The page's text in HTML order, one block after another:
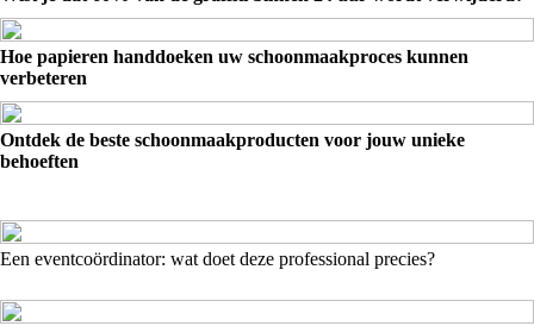
Hoe papieren handdoeken uw schoonmaakproces kunnen
verbeteren
Ontdek de beste schoonmaakproducten voor jouw unieke
behoeften
Een eventcoördinator: wat doet deze professional precies?